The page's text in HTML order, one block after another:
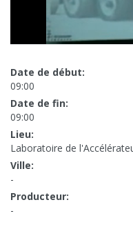
Date de début:
09:00
Date de fin:
09:00
Lieu:
Laboratoire de
Ville:
-
Producteur:
-